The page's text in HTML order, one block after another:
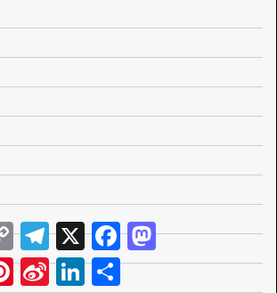
Copy
Link
Telegram
X Facebook
Pinterest
Sina
Weibo
LinkedInShare